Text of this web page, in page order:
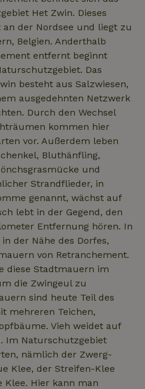
Het Zwin. Dieses
der Nordsee und liegt zu
Belgien. Anderthalb
entfernt beginnt
Das
besteht aus Salzwiesen,
ausgedehnten Netzwerk
Durch den Wechsel
kommen hier
vor. Außerdem leben
Bluthänfling,
und
Strandflieder, in
genannt, wächst auf
lebt in der Gegend, den
Entfernung hören. In
der Nähe des Dorfes,
von Retranchement.
diese Stadtmauern im
die Zwingeul zu
sind heute Teil des
mehreren Teichen,
Vieh weidet auf
Im Naturschutzgebiet
nämlich der Zwerg-
Klee, der Streifen-Klee
Hier kann man
www.naturhaeuschen.de
www.naturhaeuschen.de
www.naturhaeuschen.de
www.naturhaeuschen.de
www.naturhaeuschen.de